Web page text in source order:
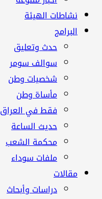
نشاطات الهيئة
البرامج
حدث وتعليق
سوالف سومر
شخصيات وطن
مأساة وطن
فقط في العراق
حديث الساعة
محكمة الشعب
ملفات سوداء
مقالات
دراسات وأبحاث